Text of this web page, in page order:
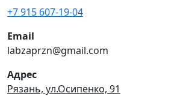
+7 915 607-19-04
Email
labzaprzn@gmail.com
Адрес
Рязань, ул.Осипенко, 91